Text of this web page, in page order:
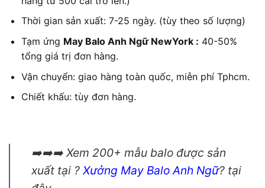
Thời gian sản xuất: 7-25 ngày. (tùy theo số lượng)
Tạm ứng May Balo Anh Ngữ NewYork : 40-50%
tổng giá trị đơn hàng.
Vận chuyển: giao hàng toàn quốc, miễn phí Tphcm.
Chiết khấu: tùy đơn hàng.
➡️➡️➡️ Xem 200+ mẫu balo được sản
xuất tại ? Xưởng May Balo Anh Ngữ? tại